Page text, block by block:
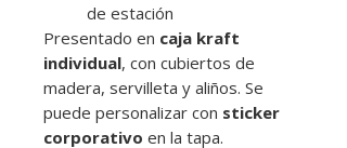
de estación
Presentado en caja kraft
individual, con cubiertos de
madera, servilleta y aliños. Se
puede personalizar con sticker
corporativo en la tapa.